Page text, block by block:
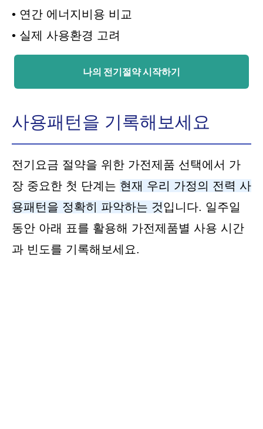
• 연간 에너지비용 비교
• 실제 사용환경 고려
나의 전기절약 시작하기
사용패턴을 기록해보세요
전기요금 절약을 위한 가전제품 선택에서 가
장 중요한 첫 단계는 현재 우리 가정의 전력 사
용패턴을 정확히 파악하는 것입니다. 일주일
동안 아래 표를 활용해 가전제품별 사용 시간
과 빈도를 기록해보세요.